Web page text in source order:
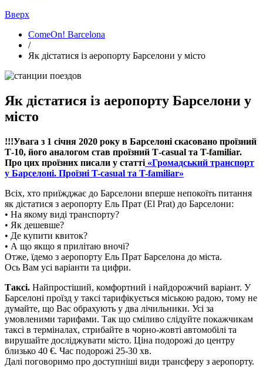
Вверх
ComeOn! Barcelona
/
Як дістатися із аеропорту Барселони у місто
Як дістатися із аеропорту Барселони у
місто
!!!Увага з 1 січня 2020 року в Барселоні скасовано проїзний
Т-10, його аналогом став проїзний Т-casual та T-familiar.
Про цих проїзних писали у статті «Громадський транспорт
у Барселоні. Проїзні T-casual та T-familiar»
Всіх, хто приїжджає до Барселони вперше непокоїть питання
як дістатися з аеропорту Ель Прат (El Prat) до Барселони:
• На якому виді транспорту?
• Як дешевше?
• Де купити квиток?
• А що якщо я прилітаю вночі?
Отже, їдемо з аеропорту Ель Прат Барселона до міста.
Ось Вам усі варіанти та цифри.
Таксі. Найпростіший, комфортний і найдорожчий варіант. У
Барселоні проїзд у таксі тарифікується міською радою, тому не
думайте, що Вас обрахують у два лічильники. Усі за
умовленими тарифами. Так що сміливо слідуйте покажчикам
таксі в терміналах, стрибайте в чорно-жовті автомобілі та
вирушайте досліджувати місто. Ціна подорожі до центру
близько 40 €. Час подорожі 25-30 хв.
Далі поговоримо про доступніші види трансферу з аеропорту.